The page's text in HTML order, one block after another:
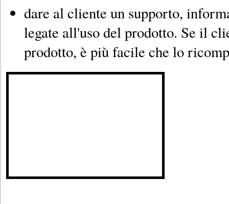
dare al cliente un supporto,
legate all'uso del prodotto. Se il
prodotto, è più facile che lo